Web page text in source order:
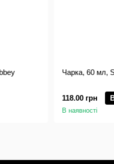
Чарка, 60 мл,
118.00 грн
В наявності